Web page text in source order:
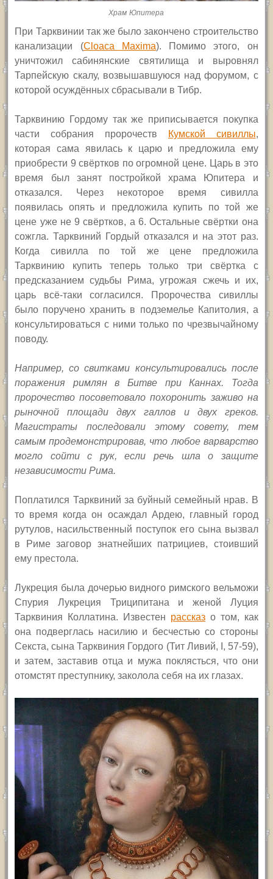
Храм Юпитера
При Тарквинии так же было закончено строительство
канализации (Cloaca Maxima). Помимо этого, он
уничтожил сабинянские святилища и выровнял
Тарпейскую скалу, возвышавшуюся над форумом, с
которой осуждённых сбрасывали в Тибр.
Тарквинию Гордому так же приписывается покупка
части собрания пророчеств
Кумской сивиллы,
которая сама явилась к царю и предложила ему
приобрести 9 свёртков по огромной цене. Царь в это
время был занят постройкой храма Юпитера и
отказался. Через некоторое время сивилла
появилась опять и предложила купить по той же
цене уже не 9 свёртков, а 6. Остальные свёртки она
сожгла. Тарквиний Гордый отказался и на этот раз.
Когда сивилла по той же цене предложила
Тарквинию купить теперь только три свёртка с
предсказанием судьбы Рима, угрожая сжечь и их,
царь всё-таки согласился. Пророчества сивиллы
было поручено хранить в подземелье Капитолия, а
консультироваться с ними только по чрезвычайному
поводу.
Например, со свитками консультировались после
поражения римлян в Битве при Каннах. Тогда
пророчество посоветовало похоронить заживо на
рыночной площади двух галлов и двух греков.
Магистраты последовали этому совету, тем
самым продемонстрировав, что любое варварство
могло сойти с рук, если речь шла о защите
независимости Рима.
Поплатился Тарквиний за буйный семейный нрав. В
то время когда он осаждал Ардею, главный город
рутулов, насильственный поступок его сына вызвал
в Риме заговор знатнейших патрициев, стоивший
ему престола.
Лукреция была дочерью видного римского вельможи
Спурия Лукреция Триципитана и женой Луция
Тарквиния Коллатина. Известен рассказ о том, как
она подверглась насилию и бесчестью со стороны
Секста, сына Тарквиния Гордого (Тит Ливий, I, 57-59),
и затем, заставив отца и мужа поклясться, что они
отомстят преступнику, заколола себя на их глазах.